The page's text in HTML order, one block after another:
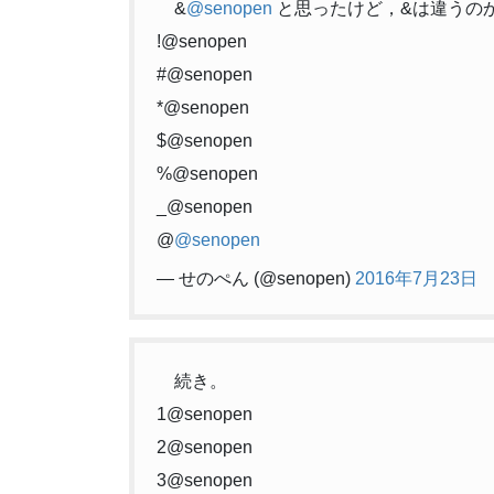
&@senopen と思ったけど，&は違うの
!@senopen
#@senopen
*@senopen
$@senopen
%@senopen
_@senopen
@@senopen
— せのぺん (@senopen) 2016年7月23日
続き。
1@senopen
2@senopen
3@senopen